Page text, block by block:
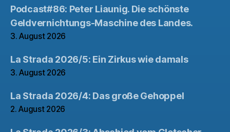
Podcast#86: Peter Liaunig. Die schönste
Geldvernichtungs-Maschine des Landes.
3. August 2026
La Strada 2026/5: Ein Zirkus wie damals
3. August 2026
La Strada 2026/4: Das große Gehoppel
2. August 2026